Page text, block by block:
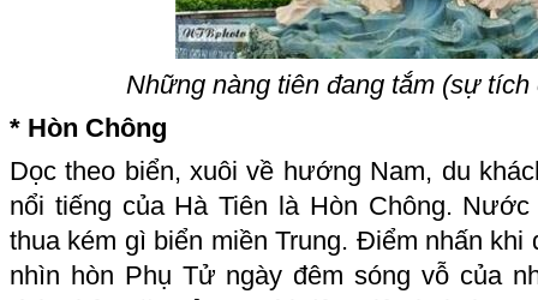
Những nàng tiên đang tắm (sự tích
* Hòn Chông
Dọc theo biển, xuôi về hướng Nam, du
nổi tiếng của Hà Tiên là Hòn Chông.
thua kém gì biển miền Trung. Điểm nhấn
nhìn hòn Phụ Tử ngày đêm sóng vỗ của